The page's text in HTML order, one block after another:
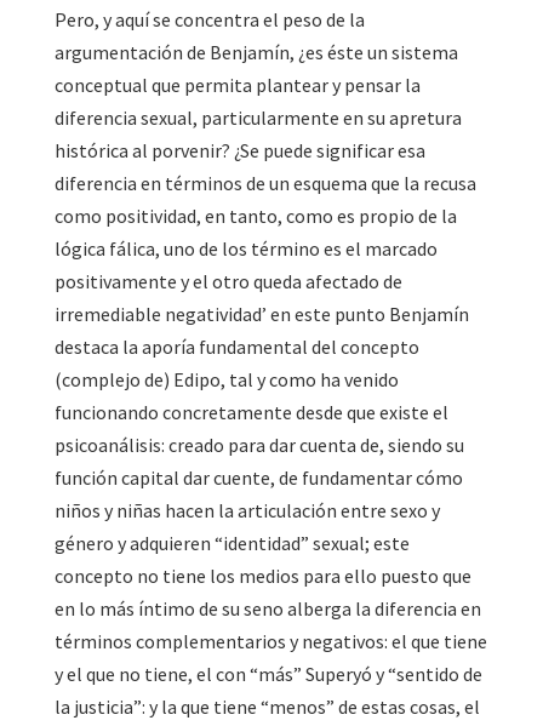
Pero, y aquí se concentra el peso de la
argumentación de Benjamín, ¿es éste un sistema
conceptual que permita plantear y pensar la
diferencia sexual, particularmente en su apretura
histórica al porvenir? ¿Se puede significar esa
diferencia en términos de un esquema que la recusa
como positividad, en tanto, como es propio de la
lógica fálica, uno de los término es el marcado
positivamente y el otro queda afectado de
irremediable negatividad’ en este punto Benjamín
destaca la aporía fundamental del concepto
(complejo de) Edipo, tal y como ha venido
funcionando concretamente desde que existe el
psicoanálisis: creado para dar cuenta de, siendo su
función capital dar cuente, de fundamentar cómo
niños y niñas hacen la articulación entre sexo y
género y adquieren “identidad” sexual; este
concepto no tiene los medios para ello puesto que
en lo más íntimo de su seno alberga la diferencia en
términos complementarios y negativos: el que tiene
y el que no tiene, el con “más” Superyó y “sentido de
la justicia”: y la que tiene “menos” de estas cosas, el